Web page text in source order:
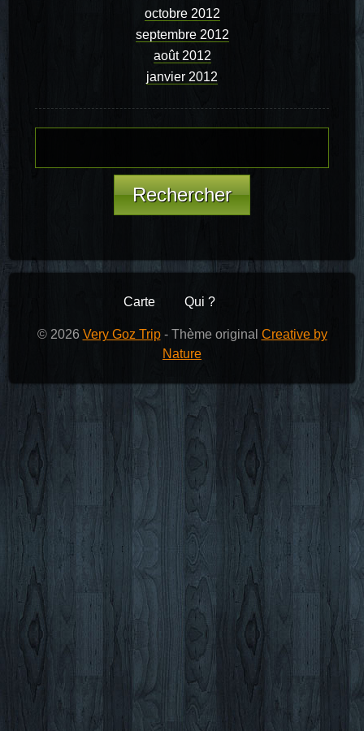
octobre 2012
septembre 2012
août 2012
janvier 2012
Carte Qui ?
© 2026 Very Goz Trip- Thème original Creative by
Nature